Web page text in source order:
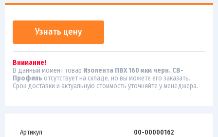
Узнать цену
Внимание!
В данный момент товар Изолента ПВХ 160 мкм черн. СВ-
Профиль отсутствует на складе, но вы можете его заказать.
Срок доставки и актуальную стоимость уточняйте у менеджера.
Артикул
00-00000162